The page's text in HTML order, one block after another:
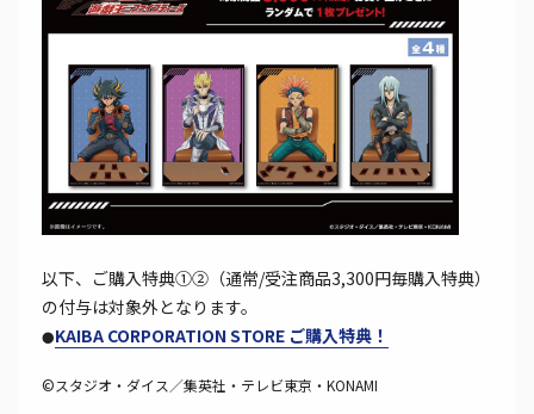
以下、ご購入特典①②（通常/受注商品3,300円毎購入特典）
の付与は対象外となります。
●KAIBA CORPORATION STORE ご購入特典！
©スタジオ・ダイス／集英社・テレビ東京・KONAMI